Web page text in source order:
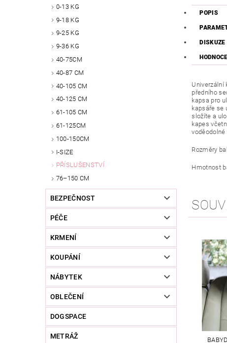
0-13 KG
9-18 KG
9-25 KG
9-36 KG
40-75CM
40-87 CM
40-105 CM
40-125 CM
61-105 CM
61-125CM
100-150CM
I-SIZE
PŘÍSLUŠENSTVÍ
76–150 CM
BEZPEČNOST
PÉČE
KRMENÍ
KOUPÁNÍ
NÁBYTEK
OBLEČENÍ
DOGSPACE
METRÁŽ
POPIS
DISKUZE
Univerzální
předního
kapsa pro
kapsáře se
složíte a
kapes
voděodolné
Rozměry
Hmotnost